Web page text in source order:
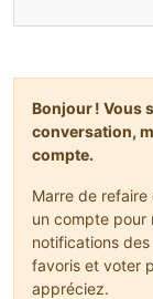
Bonjour ! Vous
conversation,
compte.
Marre de refaire
un compte pour
notifications
favoris et voter
appréciez.